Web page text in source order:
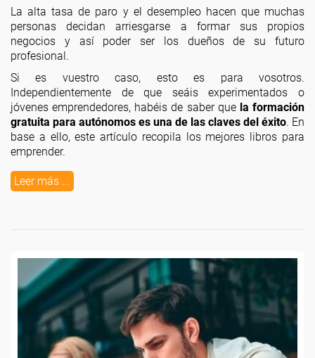
La alta tasa de paro y el desempleo hacen que muchas
personas decidan arriesgarse a formar sus propios
negocios y así poder ser los dueños de su futuro
profesional.
Si es vuestro caso, esto es para vosotros.
Independientemente de que seáis experimentados o
jóvenes emprendedores, habéis de saber que la formación
gratuita para autónomos es una de las claves del éxito. En
base a ello, este artículo recopila los mejores libros para
emprender.
Leer más ...